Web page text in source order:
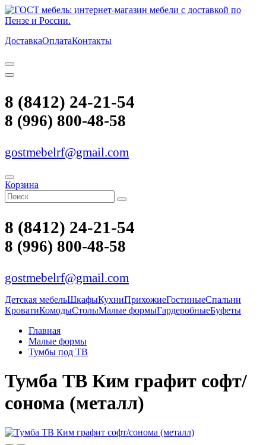
ДоставкаОплатаКонтакты
8 (8412) 24-21-54
8 (996) 800-48-58
gostmebelrf@gmail.com
Корзина
8 (8412) 24-21-54
8 (996) 800-48-58
gostmebelrf@gmail.com
Детская мебельШкафыКухниПрихожиеГостиныеСпальни
КроватиКомодыСтолыМалые формыГардеробныеБуфеты
Главная
Малые формы
Тумбы под ТВ
Тумба ТВ Ким графит софт/
сонома (металл)